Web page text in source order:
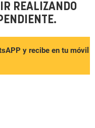
REALIZANDO
y recibe en tu móvil